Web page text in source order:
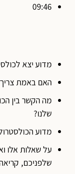
09:46
מדוע יצא
האם באמת צריך
מה הקשר בין
שלנו?
מדוע
על שאלות אלו
שלפניכם,